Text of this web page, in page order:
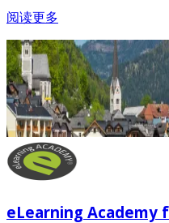
阅读更多
eLearning Academy